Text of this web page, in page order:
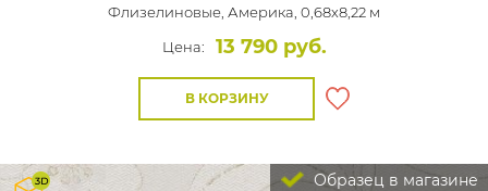
Флизелиновые, Америка, 0,68x8,22 м
Цена:
13 790 руб.
В КОРЗИНУ
Образец в магазине